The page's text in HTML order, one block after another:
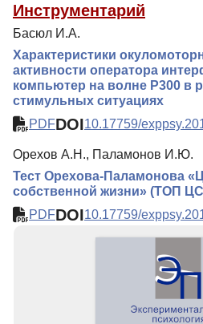
Инструментарий
Басюл И.А.
Характеристики
активности оператора
компьютер на волне P300 в
стимульных ситуациях
PDFDOI10.17759/
Орехов А.Н., Паламонов И.Ю.
Тест Орехова-Паламонова
собственной жизни» (ТОП
PDFDOI10.17759/